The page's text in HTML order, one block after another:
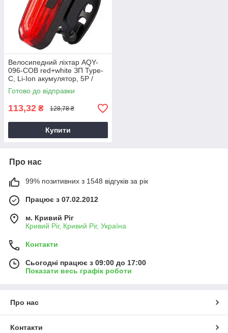
Велосипедний ліхтар AQY-
096-COB red+white ЗП Type-
C, Li-Ion акумулятор, 5Р /
Ліхтарик для велосипеда
Готово до відправки
113,32 ₴ 128,78 ₴
Купити
Про нас
99% позитивних з 1548 відгуків за рік
Працює з 07.02.2012
м. Кривий Ріг
Кривий Ріг, Кривий Ріг, Україна
Контакти
Сьогодні працює з 09:00 до 17:00
Показати весь графік роботи
Про нас
Контакти